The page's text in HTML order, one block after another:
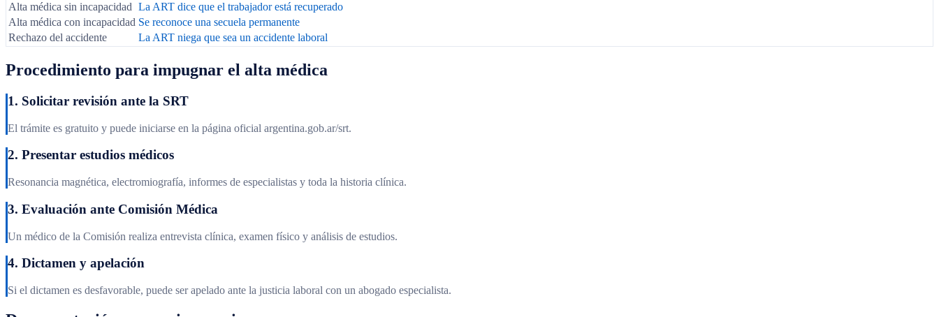
Alta médica sin incapacidad La ART dice que el trabajador está recuperado
Alta médica con incapacidad Se reconoce una secuela permanente
Rechazo del accidente
La ART niega que sea un accidente laboral
Procedimiento para impugnar el alta médica
1. Solicitar revisión ante la SRT
El trámite es gratuito y puede iniciarse en la página oficial argentina.gob.ar/srt.
2. Presentar estudios médicos
Resonancia magnética, electromiografía, informes de especialistas y toda la historia clínica.
3. Evaluación ante Comisión Médica
Un médico de la Comisión realiza entrevista clínica, examen físico y análisis de estudios.
4. Dictamen y apelación
Si el dictamen es desfavorable, puede ser apelado ante la justicia laboral con un abogado especialista.